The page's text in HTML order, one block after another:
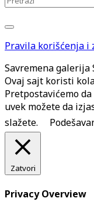
Pravila korišćenja i
Savremena galerija
Ovaj sajt koristi
Pretpostavićemo
uvek možete da
slažete.
Zatvori
Privacy Overview